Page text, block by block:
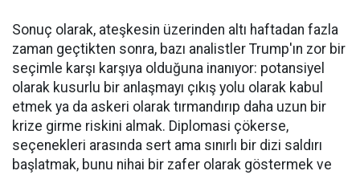
Sonuç olarak, ateşkesin üzerinden altı haftadan fazla
zaman geçtikten sonra, bazı analistler Trump'ın zor bir
seçimle karşı karşıya olduğuna inanıyor: potansiyel
olarak kusurlu bir anlaşmayı çıkış yolu olarak kabul
etmek ya da askeri olarak tırmandırıp daha uzun bir
krize girme riskini almak. Diplomasi çökerse,
seçenekleri arasında sert ama sınırlı bir dizi saldırı
başlatmak, bunu nihai bir zafer olarak göstermek ve